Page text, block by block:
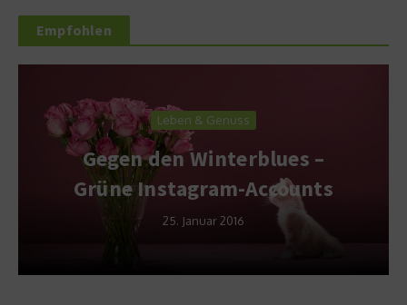
Empfohlen
Leben & Genuss
Gegen den Winterblues –
Grüne Instagram-Accounts
25. Januar 2016